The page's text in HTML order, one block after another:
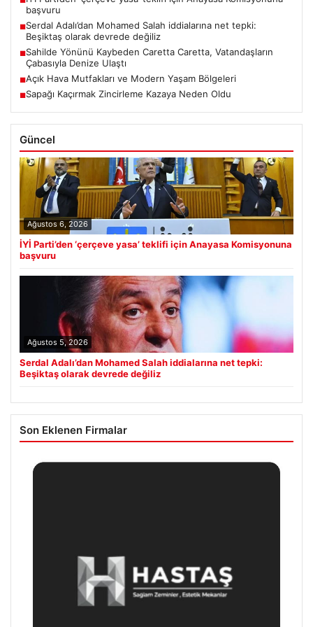
başvuru
■Serdal Adalı’dan Mohamed Salah iddialarına net tepki:
Beşiktaş olarak devrede değiliz
■Sahilde Yönünü Kaybeden Caretta Caretta, Vatandaşların
Çabasıyla Denize Ulaştı
■Açık Hava Mutfakları ve Modern Yaşam Bölgeleri
■Sapağı Kaçırmak Zincirleme Kazaya Neden Oldu
Güncel
Ağustos 6, 2026
İYİ Parti’den ‘çerçeve yasa’ teklifi için Anayasa Komisyonuna
başvuru
Ağustos 5, 2026
Serdal Adalı’dan Mohamed Salah iddialarına net tepki:
Beşiktaş olarak devrede değiliz
Son Eklenen Firmalar